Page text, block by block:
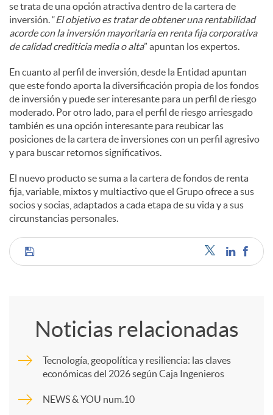
se trata de una opción atractiva dentro de la cartera de
inversión. “El objetivo es tratar de obtener una rentabilidad
acorde con la inversión mayoritaria en renta fija corporativa
de calidad crediticia media o alta” apuntan los expertos.
En cuanto al perfil de inversión, desde la Entidad apuntan
que este fondo aporta la diversificación propia de los fondos
de inversión y puede ser interesante para un perfil de riesgo
moderado. Por otro lado, para el perfil de riesgo arriesgado
también es una opción interesante para reubicar las
posiciones de la cartera de inversiones con un perfil agresivo
y para buscar retornos significativos.
El nuevo producto se suma a la cartera de fondos de renta
fija, variable, mixtos y multiactivo que el Grupo ofrece a sus
socios y socias, adaptados a cada etapa de su vida y a sus
circunstancias personales.
C
m
Noticias relacionadas
Tecnología, geopolítica y resiliencia: las claves
económicas del 2026 según Caja Ingenieros
NEWS & YOU num.10